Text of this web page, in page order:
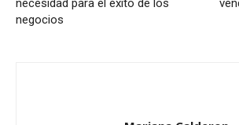
necesidad para el éxito de los
negocios